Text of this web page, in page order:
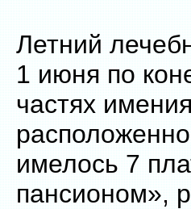
Летний
1 июня по
частях
имелось 7
пансионом»,